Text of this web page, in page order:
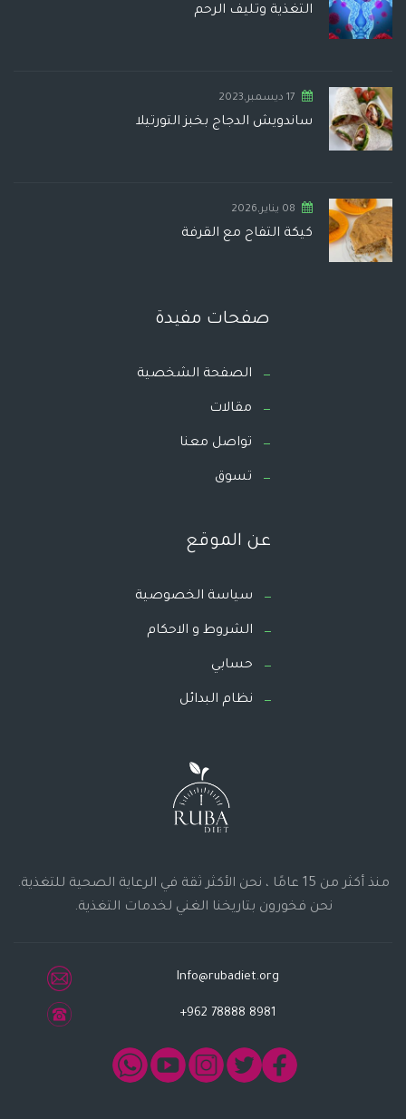
التغذية وتليف الرحم
17 ديسمبر,2023
ساندويش الدجاج بخبز التورتيلا
08 يناير,2026
كيكة التفاح مع القرفة
صفحات مفيدة
الصفحة الشخصية
مقالات
تواصل معنا
تسوق
عن الموقع
سياسة الخصوصية
الشروط و الاحكام
حسابي
نظام البدائل
منذ أكثر من 15 عامًا ، نحن الأكثر ثقة في الرعاية الصحية للتغذية.
نحن فخورون بتاريخنا الغني لخدمات التغذية.
Info@rubadiet.org
+962 78888 8981